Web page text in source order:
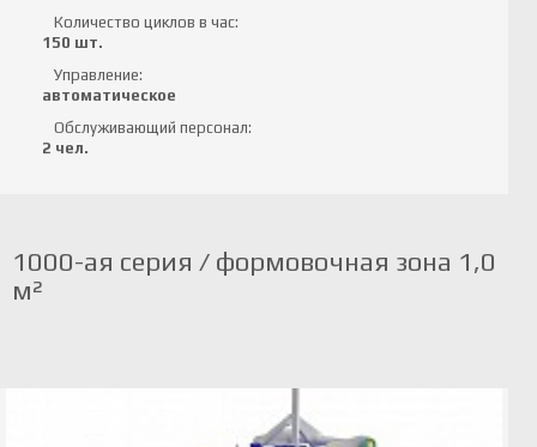
Количество циклов в час:
150 шт.
Управление:
автоматическое
Обслуживающий персонал:
2 чел.
1000-ая серия / формовочная зона 1,0
м²